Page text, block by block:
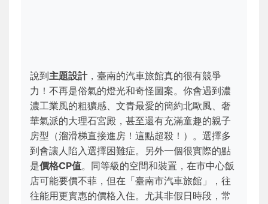
說到主題設計，臺南的汽車旅館真的很有競爭
力！不再是俗氣的燈光和奇怪圖案。你會遇到濃
濃工業風的粗獷感、文青最愛的簡約北歐風、奢
華氣派的大理石宮殿，甚至還有充滿童趣的親子
房型（溜滑梯直接進房！這點超殺！）。選擇多
到會讓人陷入選擇困難症。另外一個很實際的點
是價格CP值。同等級的空間和裝置，在市中心飯
店可能要價不菲，但在「臺南市汽車旅館」，往
往能用更實惠的價格入住。尤其非假日時段，常